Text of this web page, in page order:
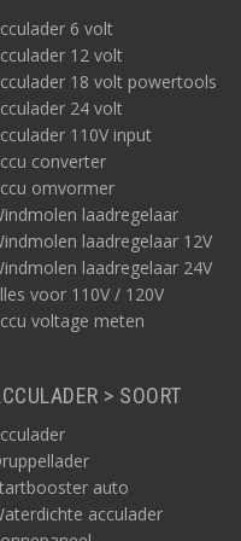
6 volt
12 volt
18 volt powertools
24 volt
110V input
converter
omvormer
laadregelaar
laadregelaar 12V
laadregelaar 24V
voor 110V / 120V
voltage meten
> SOORT
auto
acculader